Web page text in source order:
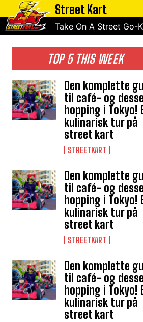
Street Kart
Take On A Street Go-
TOP 5 THIS WEEK
Den komplette
til café- og
hopping i Tokyo!
kulinarisk tur på
street kart
STREETKART
Den komplette
til café- og
hopping i Tokyo!
kulinarisk tur på
street kart
STREETKART
Den komplette
til café- og
hopping i Tokyo!
kulinarisk tur på
street kart